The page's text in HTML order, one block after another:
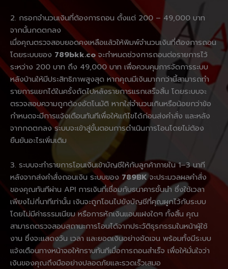
2. กรอกจำนวนเงินที่ต้องการถอน ตั้งแต่ 200 – 49,000 บาท
จากนั้นกดตกลง
เมื่อคุณตรวจสอบยอดคงเหลือแล้วให้พิมพ์จำนวนเงินที่ต้องการถอน
โดยระบบของ 789bkk.coจะกำหนดช่วงการถอนต่อรายการไว้
ระหว่าง 200 บาท ถึง 49,000 บาท เพื่อควบคุมการจัดการระบบ
หลังบ้านให้มีประสิทธิภาพสูงสุด หากคุณมีเงินมากกว่านี้สามารถทำ
รายการแยกได้ในครั้งถัดไปหลังรายการแรกเสร็จสิ้น โดยระบบจะ
ตรวจสอบความถูกต้องอัตโนมัติ หากใส่จำนวนเกินหรือน้อยกว่าข้อ
กำหนดจะมีการแจ้งเตือนทันทีเพื่อให้แก้ไขได้ก่อนส่งคำสั่ง และหลัง
จากกดตกลง ระบบจะเข้าสู่ขั้นตอนการดำเนินการโอนโดยไม่ต้อง
ยืนยันอะไรเพิ่มเติม
3. ระบบจะทำรายการโอนเงินเข้าบัญชีให้กับลูกค้าภายใน 1–3 นาที
หลังจากส่งคำสั่งถอนเงิน ระบบของ 789BKจะประมวลผลคำสั่ง
ของคุณทันทีผ่าน API การเงินที่เชื่อมกับธนาคารชั้นนำ ซึ่งใช้เวลา
เพียงไม่กี่นาทีเท่านั้น เงินจะถูกโอนไปยังบัญชีที่คุณผูกไว้กับระบบ
โดยไม่มีค่าธรรมเนียม หรือการหักเงินแอบแฝงใดๆ ทั้งสิ้น คุณ
สามารถตรวจสอบสถานะการโอนได้จากประวัติธุรกรรมในหน้าผู้ใช้
งาน ซึ่งจะแสดงวัน เวลา และยอดเงินอย่างชัดเจน พร้อมทั้งมีระบบ
แจ้งเตือนทางหน้าจอให้ทราบทันทีเมื่อการถอนสำเร็จ เพื่อให้มั่นใจว่า
เงินของคุณถึงมืออย่างปลอดภัยและรวดเร็วเสมอ